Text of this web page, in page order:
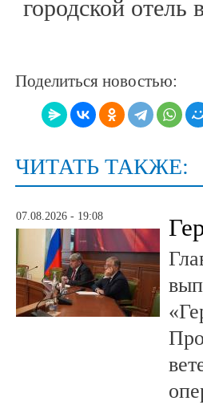
городской отель
Поделиться новостью:
ЧИТАТЬ ТАКЖЕ:
07.08.2026 - 19:08